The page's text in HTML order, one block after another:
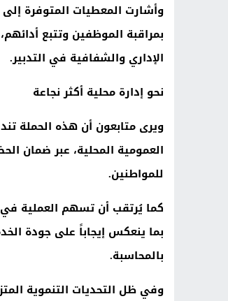
وأشارت المعطيات المتوفرة
بمراقبة الموظفين وتتبع
الإداري والشفافية في التدبير.
نحو إدارة محلية أكثر نجاعة
ويرى متابعون أن هذه الحملة
العمومية المحلية، عبر ضمان
للمواطنين.
كما يُرتقب أن تسهم العملية في
بما ينعكس إيجاباً على جودة
بالمحاسبة.
وفي ظل التحديات التنموية